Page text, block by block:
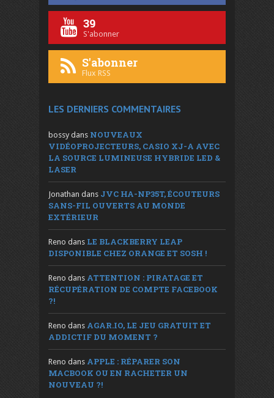
39
S'abonner
S'abonner
Flux RSS
LES DERNIERS COMMENTAIRES
bossy dans NOUVEAUX
VIDÉOPROJECTEURS, CASIO XJ-A AVEC
LA SOURCE LUMINEUSE HYBRIDE LED &
LASER
Jonathan dans JVC HA-NP35T, ÉCOUTEURS
SANS-FIL OUVERTS AU MONDE
EXTÉRIEUR
Reno dans LE BLACKBERRY LEAP
DISPONIBLE CHEZ ORANGE ET SOSH !
Reno dans ATTENTION : PIRATAGE ET
RÉCUPÉRATION DE COMPTE FACEBOOK
?!
Reno dans AGAR.IO, LE JEU GRATUIT ET
ADDICTIF DU MOMENT ?
Reno dans APPLE : RÉPARER SON
MACBOOK OU EN RACHETER UN
NOUVEAU ?!